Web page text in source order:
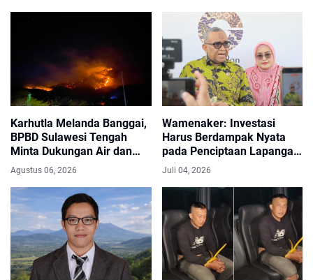
Karhutla Melanda Banggai,
BPBD Sulawesi Tengah
Minta Dukungan Air dan
Peralatan Pemadaman
Agustus 06, 2026
Wamenaker: Investasi
Harus Berdampak Nyata
pada Penciptaan Lapangan
Kerja Berkualitas
Juli 04, 2026